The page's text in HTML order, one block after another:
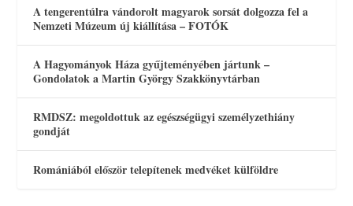
A tengerentúlra vándorolt magyarok sorsát dolgozza fel a
Nemzeti Múzeum új kiállítása – FOTÓK
A Hagyományok Háza gyűjteményében jártunk –
Gondolatok a Martin György Szakkönyvtárban
RMDSZ: megoldottuk az egészségügyi személyzethiány
gondját
Romániából először telepítenek medvéket külföldre